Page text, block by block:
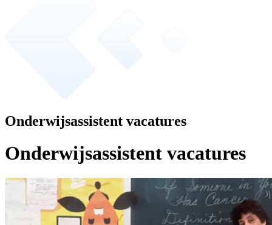
Onderwijsassistent vacatures
Onderwijsassistent vacatures